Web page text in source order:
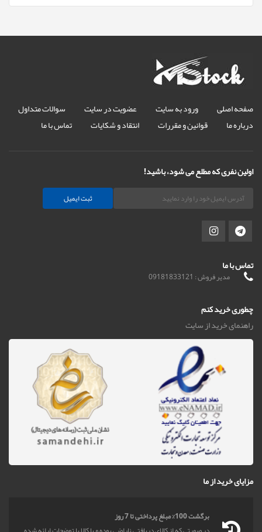
صفحه اصلی ورود به سایت عضویت در سایت
سوالات متداول
درباره ما
قوانین و مقررات انتقاد و شکایات تماس با ما
اولین نفری که مطلع می شود، باشید!
ثبت ایمیل
تماس با ما
مدیر فروش : 09181833121
چطوری خرید کنم
راهنمای خرید از سایت
مزایای خرید از ما
برگشت 100% مبلغ پرداختی تا 7 روز